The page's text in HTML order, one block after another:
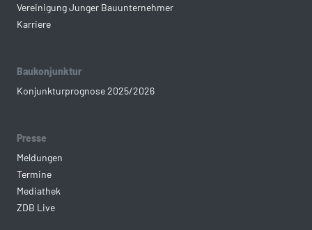
Vereinigung Junger Bauunternehmer
Karriere
Baukonjunktur
Konjunkturprognose 2025/2026
Presse
Meldungen
Termine
Mediathek
ZDB Live